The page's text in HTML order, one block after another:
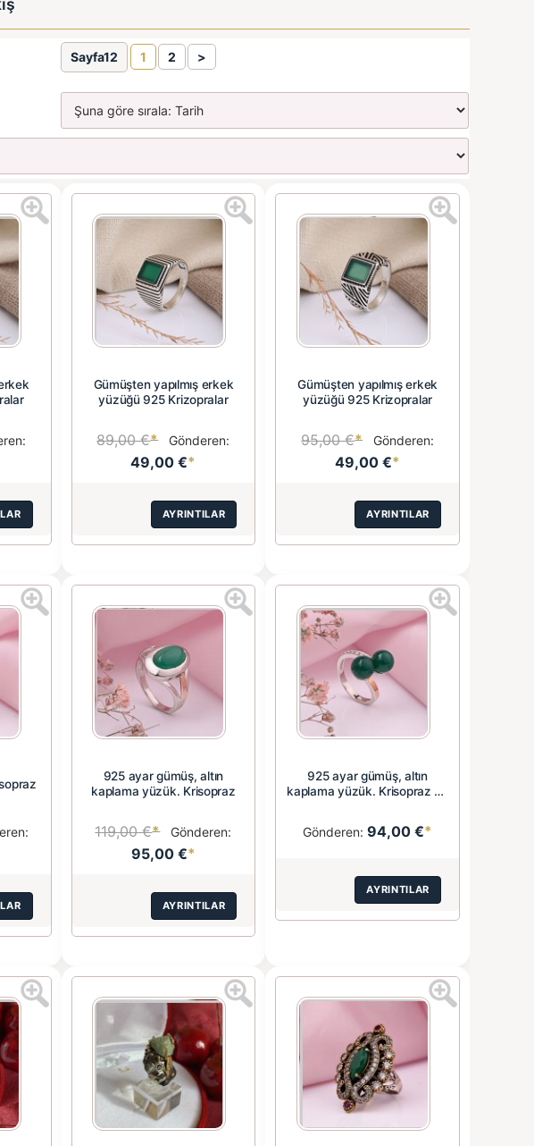
Sayfa12 1 2 >
Gümüşten yapılmış erkek
yüzüğü 925 Krizopralar
89,00 €* Gönderen:
49,00 €*
AYRINTILAR
Gümüşten yapılmış erkek
yüzüğü 925 Krizopralar
95,00 €* Gönderen:
49,00 €*
AYRINTILAR
925 ayar gümüş, altın
kaplama yüzük. Krisopraz
119,00 €* Gönderen:
95,00 €*
AYRINTILAR
925 ayar gümüş, altın
kaplama yüzük. Krisopraz ve
Gönderen:94,00 €*
AYRINTILAR